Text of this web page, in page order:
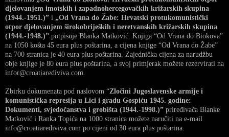
djelovanjem imotskih i zapadnohercegovačkih križarskih skupina
(1944.-1951.)” i „Od Vrana do Žabe: Hrvatski protukomunistički
otpor djelovanjem širokobrijeških i neretvanskih križarskih skupina
(1944.-1948.)” potpisuje Blanka Matković. Knjiga “Od Vrana do Biokova”
na 1050 košta 45 eura plus poštarina, a cijena knjige “Od Vrana do Žabe”
na 700 stranica je 40 eura plus poštarina. Zajednička cijena za narudžbu
obje knjige je 80 eura plus poštarina, a svoj primjerak možete rezervirati na
infor@croatiarediviva.com.
Zbirku dokumenata pod naslovom “Zločini Jugoslavenske armije i
komunistička represija u Lici i gradu Gospiću 1945. godine:
Dokumenti, svjedočanstva i grobišta (1944.-1998.)” priređivača Blanke
Matković i Ranka Topića na 1000 stranica možete naručiti na e-mail
info@croatiarediviva.com po cijeni od 30 eura plus poštarina.